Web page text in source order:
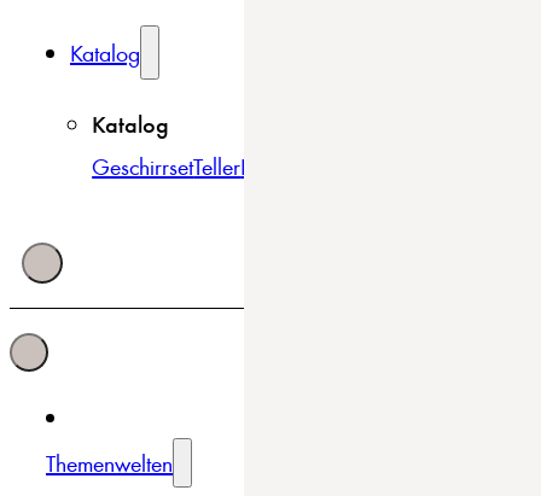
Katalog
Katalog
GeschirrsetTellerBowls & Schüsseln
Themenwelten